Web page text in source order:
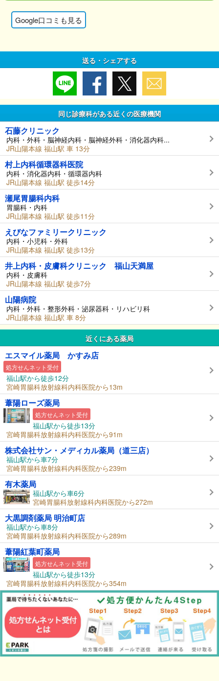
Google口コミも見る
送る・シェアする
同じ診療科がある近くの医療機関
石藤クリニック
内科・外科・脳神経内科・脳神経外科・消化器内科...
JR山陽本線 福山駅 車 13分
村上内科循環器科医院
内科・消化器内科・循環器内科
JR山陽本線 福山駅 徒歩14分
瀬尾胃腸科内科
胃腸科・内科
JR山陽本線 福山駅 徒歩11分
えびなファミリークリニック
内科・小児科・外科
JR山陽本線 福山駅 徒歩13分
井上内科・皮膚科クリニック 福山天満屋
内科・皮膚科
JR山陽本線 福山駅 徒歩7分
山陽病院
内科・外科・整形外科・泌尿器科・リハビリ科
JR山陽本線 福山駅 車 8分
近くにある薬局
エスマイル薬局 かすみ店
処方せんネット受付
福山駅から徒歩12分
宮崎胃腸科放射線科内科医院から13m
葦陽ローズ薬局
処方せんネット受付
福山駅から徒歩13分
宮崎胃腸科放射線科内科医院から91m
株式会社サン・メディカル薬局（道三店）
福山駅から車7分
宮崎胃腸科放射線科内科医院から239m
有木薬局
福山駅から車6分
宮崎胃腸科放射線科内科医院から272m
大黒調剤薬局 明治町店
福山駅から車8分
宮崎胃腸科放射線科内科医院から289m
葦陽紅葉町薬局
処方せんネット受付
福山駅から徒歩13分
宮崎胃腸科放射線科内科医院から354m